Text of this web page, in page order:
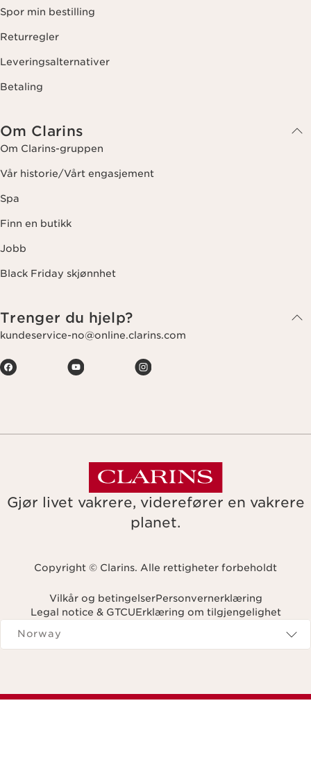
Spor min bestilling
Returregler
Leveringsalternativer
Betaling
Om Clarins
Om Clarins-gruppen
Vår historie/Vårt engasjement
Spa
Finn en butikk
Jobb
Black Friday skjønnhet
Trenger du hjelp?
kundeservice-no@online.clarins.com
Gjør livet vakrere, viderefører en vakrere
planet.
Copyright © Clarins. Alle rettigheter forbeholdt
Vilkår og betingelserPersonvernerklæring
Legal notice & GTCUErklæring om tilgjengelighet
Navigates to
Norway